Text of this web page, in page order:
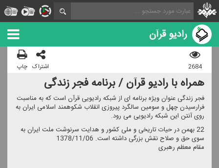
رادیو قرآن
2684 اشتراک چاپ
همراه با رادیو قرآن / برنامه فجر زندگی
فجر زندگی عنوان ویژه برنامه ای از شبكه رادیویی قرآن است كه به مناسبت
فرارسیدن چهل و سومین سالگرد پیروزی انقلاب شكوهمند اسلامی ایران به
روی آنتن این شبكه رادیویی می رود.
22 بهمن در حیات تاریخی و ملی كشور و هدایت سرنوشت ملت ایران به
سوی حق و صلاح نقش بزرگی داشته است. 1378/11/06
مقام معظم رهبری